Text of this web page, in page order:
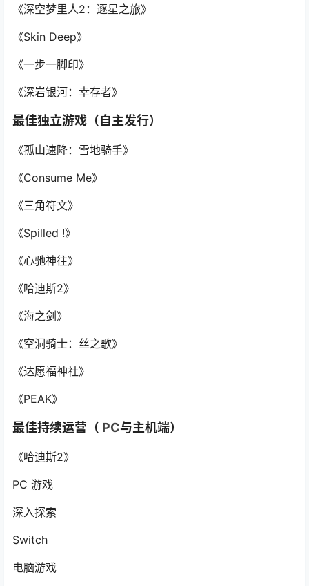
《深空梦里人2：逐星之旅》
《Skin Deep》
《一步一脚印》
《深岩银河：幸存者》
最佳独立游戏（自主发行）
《孤山速降：雪地骑手》
《Consume Me》
《三角符文》
《Spilled !》
《心驰神往》
《哈迪斯2》
《海之剑》
《空洞骑士：丝之歌》
《达愿福神社》
《PEAK》
最佳持续运营（ PC与主机端）
《哈迪斯2》
PC 游戏
深入探索
Switch
电脑游戏